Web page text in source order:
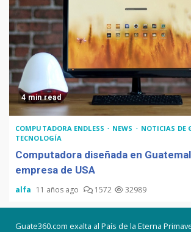
4 min read
COMPUTADORA ENDLESS NEWS
NOTICIAS DE
TECNOLOGÍA
Computadora diseñada en
empresa de USA
alfa 11 años ago 1572 32989
Guate360.com exalta al País de la Eterna